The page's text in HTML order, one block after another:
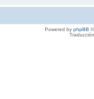
Powered by phpBB